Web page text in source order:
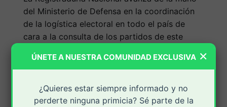
del Ministerio de Defensa en la coordinación
de la logística electoral en todo el país de
cara a la consulta de los partidos de este
reiteró que los puestos de votación…
pic.twitter.com/2t9IeokFoa
×
ÚNETE A NUESTRA COMUNIDAD EXCLUSIVA
¿Quieres estar siempre informado y no
perderte ninguna primicia? Sé parte de la